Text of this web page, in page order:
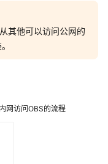
其他可以访问公网的
网访问OBS的流程